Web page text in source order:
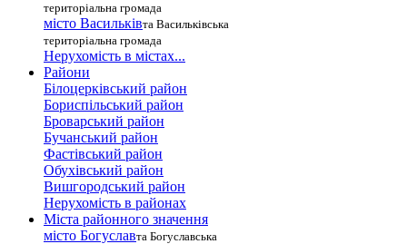
територіальна громада
місто Василькiвта Васильківська
територіальна громада
Нерухомість в містах...
Райони
Білоцерківський район
Бориспільський район
Броварський район
Бучанський район
Фастівський район
Обухівський район
Вишгородський район
Нерухомість в районах
Міста районного значення
місто Богуславта Богуславська